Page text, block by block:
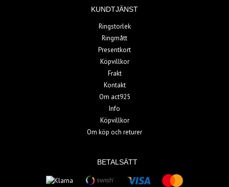
KUNDTJÄNST
Ringstorlek
Ringmått
Presentkort
Köpvillkor
Frakt
Kontakt
Om act925
Info
Köpvillkor
Om köp och returer
BETALSÄTT